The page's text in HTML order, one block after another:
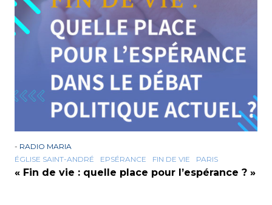
- RADIO MARIA
ÉGLISE SAINT-ANDRÉ
EPSÉRANCE FIN DE VIE PARIS
« Fin de vie : quelle place pour l’espérance ? »